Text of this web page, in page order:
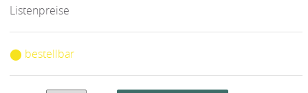
Listenpreise
⬤ bestellbar